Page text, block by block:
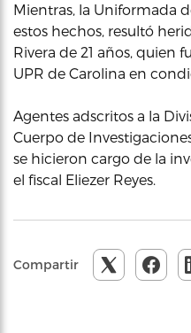
Mientras, la Uniformada
estos hechos, resultó
Rivera de 21 años, quien
UPR de Carolina en
Agentes adscritos a la
Cuerpo de
se hicieron cargo de la
el fiscal Eliezer Reyes.
Compartir